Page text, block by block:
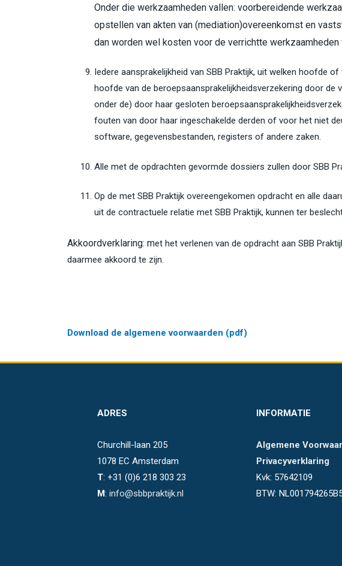
Onder die werkzaamheden vallen: voorbereidende
opstellen van akten van (mediation)overeenkomst en
dan worden wel kosten voor de verrichtte werkzaamheden
Iedere aansprakelijkheid van SBB Praktijk, uit welken hoofde
hoofde van de beroepsaansprakelijkheidsverzekering door de
onder de) door haar gesloten
fouten van door haar ingeschakelde derden of voor het niet
software, gegevensbestanden, registers of andere zaken.
Alle met de opdrachten gevormde dossiers zullen door SBB
Op de met SBB Praktijk overeengekomen opdracht en alle
uit de contractuele relatie met SBB Praktijk, kunnen ter
Akkoordverklaring: met het verlenen van de opdracht aan SBB
daarmee akkoord te zijn.
Download de algemene voorwaarden (pdf)
ADRES
Churchill-laan 205
1078 EC Amsterdam
T: +31 (0)6 218 303 23
M: info@sbbpraktijk.nl
INFORMATIE
Algemene
Privacyverklaring
Kvk: 57642109
BTW: